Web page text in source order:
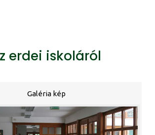
erdei iskoláról
Galéria kép